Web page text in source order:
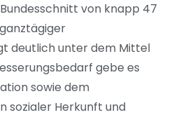
von knapp 47
deutlich unter dem Mittel
gebe es
sowie dem
sozialer Herkunft und